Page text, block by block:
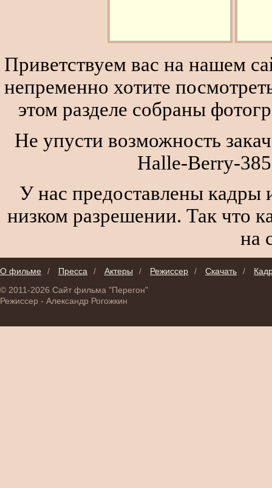
Приветствуем вас на нашем
непременно хотите
этом разделе собраны
Не упусти возможность
Halle-Berry-
У нас предоставлены кадры
низком разрешении. Так что
на
О фильме / Пресса / Актеры / Режиссер / Скачать /
© 2011-2026 Сайт фильма "Перегон"
Режиссер - Александр Рогожкин